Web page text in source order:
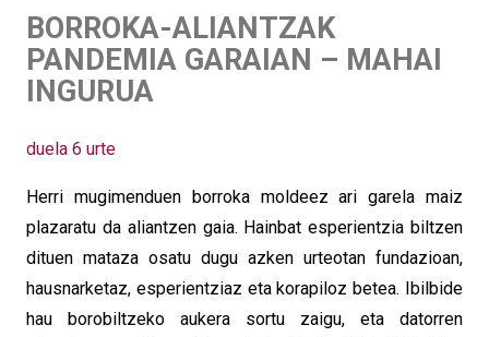
BORROKA-ALIANTZAK
PANDEMIA GARAIAN – MAHAI
INGURUA
duela 6 urte
Herri mugimenduen borroka moldeez ari garela maiz
plazaratu da aliantzen gaia. Hainbat esperientzia biltzen
dituen mataza osatu dugu azken urteotan fundazioan,
hausnarketaz, esperientziaz eta korapiloz betea. Ibilbide
hau borobiltzeko aukera sortu zaigu, eta datorren